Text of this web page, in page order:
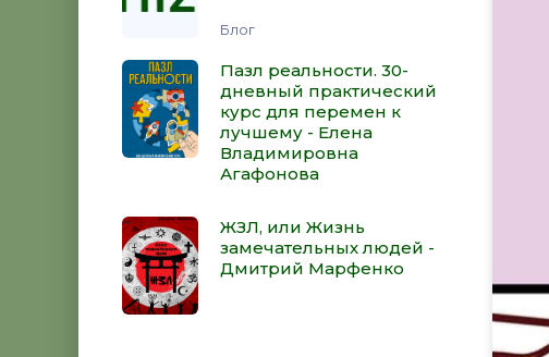
Блог
Пазл реальности. 30-
дневный практический
курс для перемен к
лучшему - Елена
Владимировна
Агафонова
ЖЗЛ, или Жизнь
замечательных людей -
Дмитрий Марфенко